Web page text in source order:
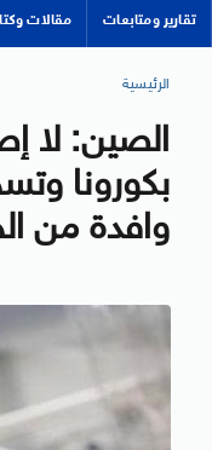
تقارير ومتابعات مقالات
الرئيسية
الصين: لا
وافدة من